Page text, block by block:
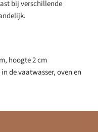
bij verschillende
hoogte 2 cm
de vaatwasser, oven en